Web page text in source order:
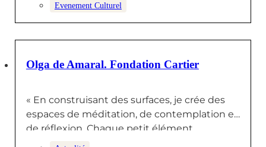
Evenement Culturel
29 NOVEMBRE 2024
Olga de Amaral. Fondation Cartier
« En construisant des surfaces, je crée des
espaces de méditation, de contemplation et
de réflexion. Chaque petit élément…